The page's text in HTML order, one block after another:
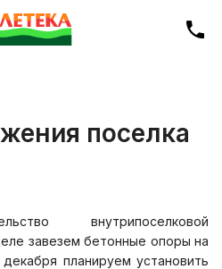
поселка
внутрипоселковой
завезем бетонные опоры на
планируем установить